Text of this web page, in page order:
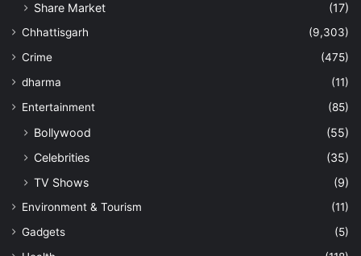
Share Market
(17)
Chhattisgarh
(9,303)
Crime
(475)
dharma
(11)
Entertainment
(85)
Bollywood
(55)
Celebrities
(35)
TV Shows
(9)
Environment & Tourism
(11)
Gadgets
(5)